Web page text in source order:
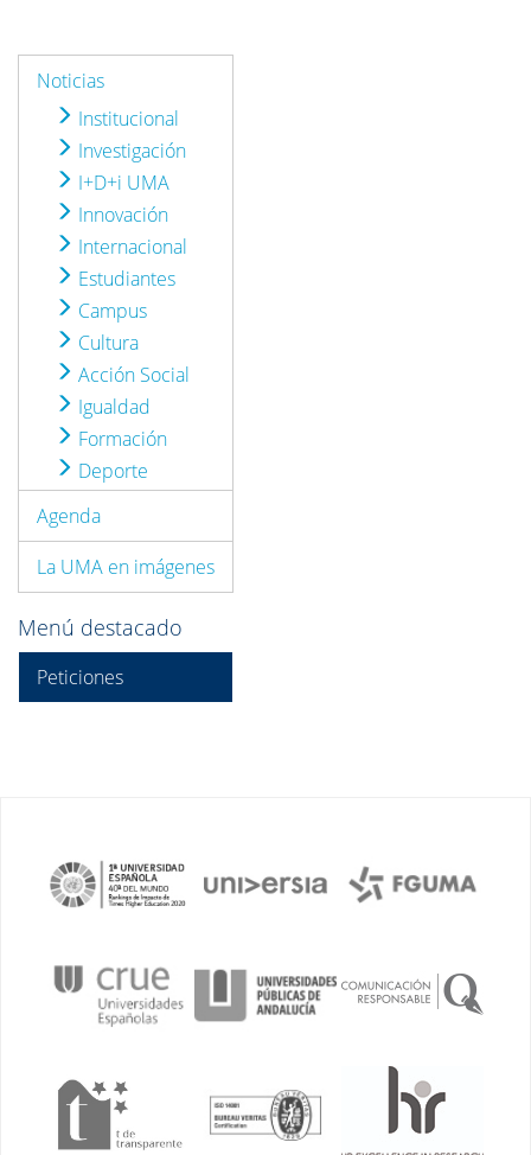
Noticias
Institucional
Investigación
I+D+i UMA
Innovación
Internacional
Estudiantes
Campus
Cultura
Acción Social
Igualdad
Formación
Deporte
Agenda
La UMA en imágenes
Menú destacado
Peticiones